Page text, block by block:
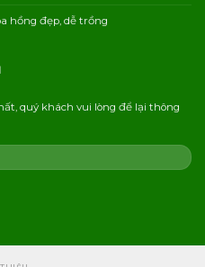
hồng đẹp, dễ trồng
quý khách vui lòng để lại thông